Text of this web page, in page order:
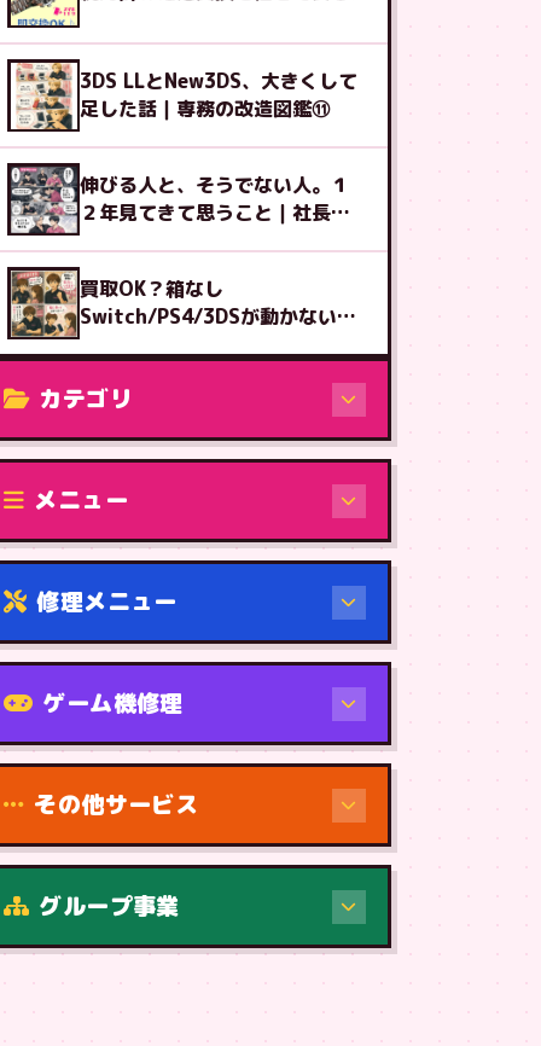
3DS LLとNew3DS、大きくして
足した話｜専務の改造図鑑⑪
伸びる人と、そうでない人。１
２年見てきて思うこと｜社長ブ
買取OK？箱なし
Switch/PS4/3DSが動かない時
カテゴリ
修理（機種から）
メニュー
修理メニュー
機種から
ゲーム機修理
その他サービス
グループ事業